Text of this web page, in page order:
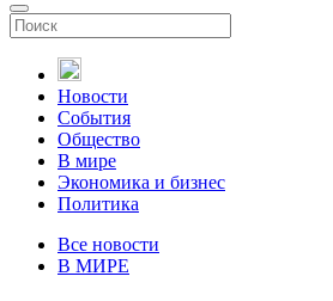
Новости
События
Общество
В мире
Экономика и бизнес
Политика
Все новости
В МИРЕ